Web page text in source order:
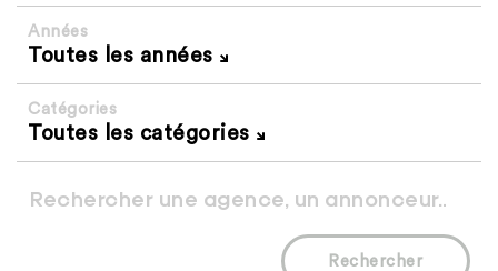
Années
Toutes les années
Catégories
Toutes les catégories
Rechercher